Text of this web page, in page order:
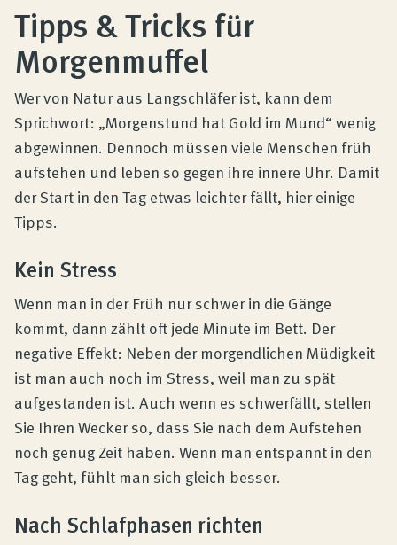
Kundenbewertungen
Produktberatung
Unternehmen
Kontakt
Magazin
Tipps & Tricks für
Morgenmuffel
Wer von Natur aus Langschläfer ist, kann dem
Sprichwort: „Morgenstund hat Gold im Mund“ wenig
abgewinnen. Dennoch müssen viele Menschen früh
aufstehen und leben so gegen ihre innere Uhr. Damit
der Start in den Tag etwas leichter fällt, hier einige
Tipps.
Kein Stress
Wenn man in der Früh nur schwer in die Gänge
kommt, dann zählt oft jede Minute im Bett. Der
negative Effekt: Neben der morgendlichen Müdigkeit
ist man auch noch im Stress, weil man zu spät
aufgestanden ist. Auch wenn es schwerfällt, stellen
Sie Ihren Wecker so, dass Sie nach dem Aufstehen
noch genug Zeit haben. Wenn man entspannt in den
Tag geht, fühlt man sich gleich besser.
Nach Schlafphasen richten